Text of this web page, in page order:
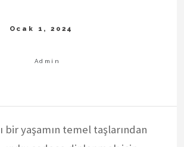
bir yaşamın temel taşlarından